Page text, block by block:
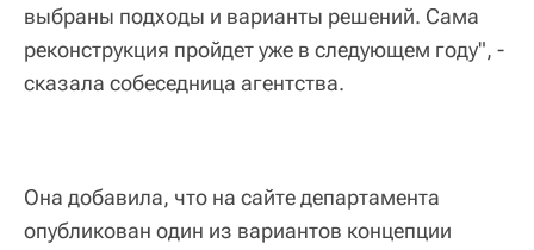
выбраны подходы и варианты решений. Сама
реконструкция пройдет уже в следующем году", -
сказала собеседница агентства.
Она добавила, что на сайте департамента
опубликован один из вариантов концепции